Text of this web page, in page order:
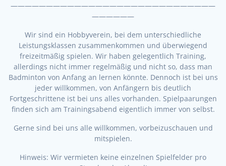
—————————————————————————————
——————
Wir sind ein Hobbyverein, bei dem unterschiedliche
Leistungsklassen zusammenkommen und überwiegend
freizeitmäßig spielen. Wir haben gelegentlich Training,
allerdings nicht immer regelmäßig und nicht so, dass man
Badminton von Anfang an lernen könnte. Dennoch ist bei uns
jeder willkommen, von Anfängern bis deutlich
Fortgeschrittene ist bei uns alles vorhanden. Spielpaarungen
finden sich am Trainingsabend eigentlich immer von selbst.
Gerne sind bei uns alle willkommen, vorbeizuschauen und
mitspielen.
Hinweis: Wir vermieten keine einzelnen Spielfelder pro